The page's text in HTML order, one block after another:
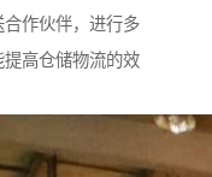
作伙伴，进行多
高仓储物流的效